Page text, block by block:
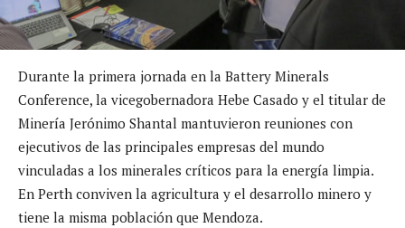
Durante la primera jornada en la Battery Minerals
Conference, la vicegobernadora Hebe Casado y el titular de
Minería Jerónimo Shantal mantuvieron reuniones con
ejecutivos de las principales empresas del mundo
vinculadas a los minerales críticos para la energía limpia.
En Perth conviven la agricultura y el desarrollo minero y
tiene la misma población que Mendoza.